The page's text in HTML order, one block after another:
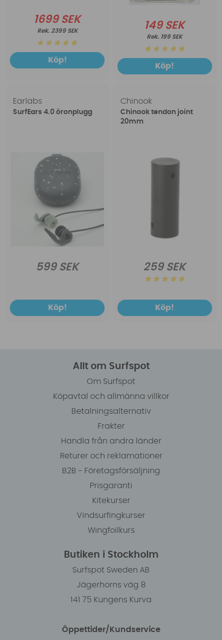
1699 SEK
2399 SEK
Köp!
149 SEK
199 SEK
Köp!
Earlabs
SurfEars 4.0 öronplugg
599 SEK
Köp!
Chinook
Chinook tendon joint
20mm
259 SEK
Köp!
Allt om Surfspot
Om Surfspot
Köpavtal och allmänna villkor
Betalningsalternativ
Frakter
Handla från andra länder
Returer och reklamationer
B2B - Företagsförsäljning
Prisgaranti
Kitekurser
Vindsurfingkurser
Wingfoilkurs
Butiken i Stockholm
Surfspot Sweden AB
Jägerhorns väg 8
141 75 Kungens Kurva
Öppettider/Kundservice